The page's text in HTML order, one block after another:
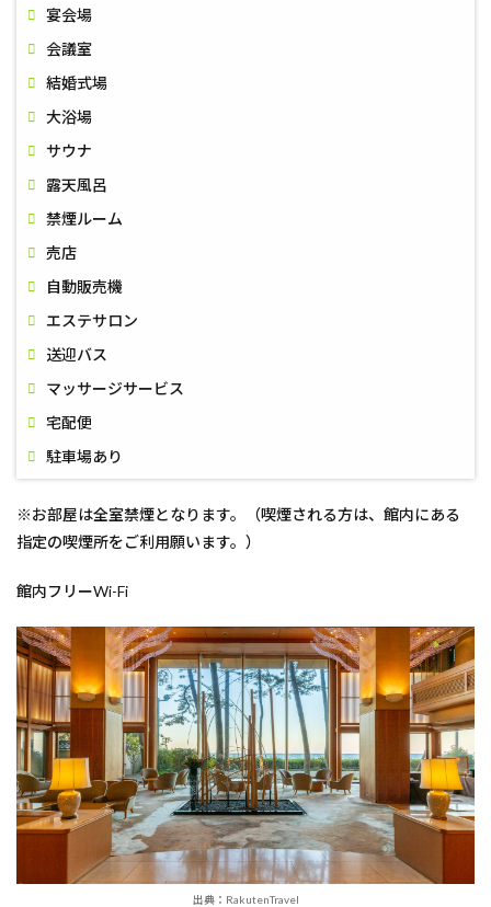
宴会場
会議室
結婚式場
大浴場
サウナ
露天風呂
禁煙ルーム
売店
自動販売機
エステサロン
送迎バス
マッサージサービス
宅配便
駐車場あり
※お部屋は全室禁煙となります。（喫煙される方は、館内にある
指定の喫煙所をご利用願います。）
館内フリーWi-Fi
出典：RakutenTravel